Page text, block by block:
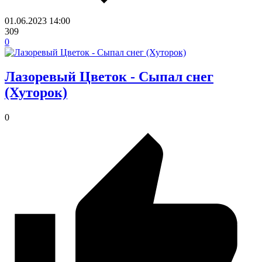
01.06.2023 14:00
309
0
Лазоревый Цветок - Сыпал снег
(Хуторок)
0